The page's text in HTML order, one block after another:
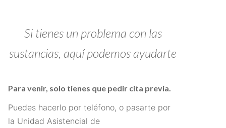
Si tienes un problema con las
sustancias, aquí podemos ayudarte
Para venir, solo tienes que pedir cita previa.
Puedes hacerlo por teléfono, o pasarte por
la Unidad Asistencial de